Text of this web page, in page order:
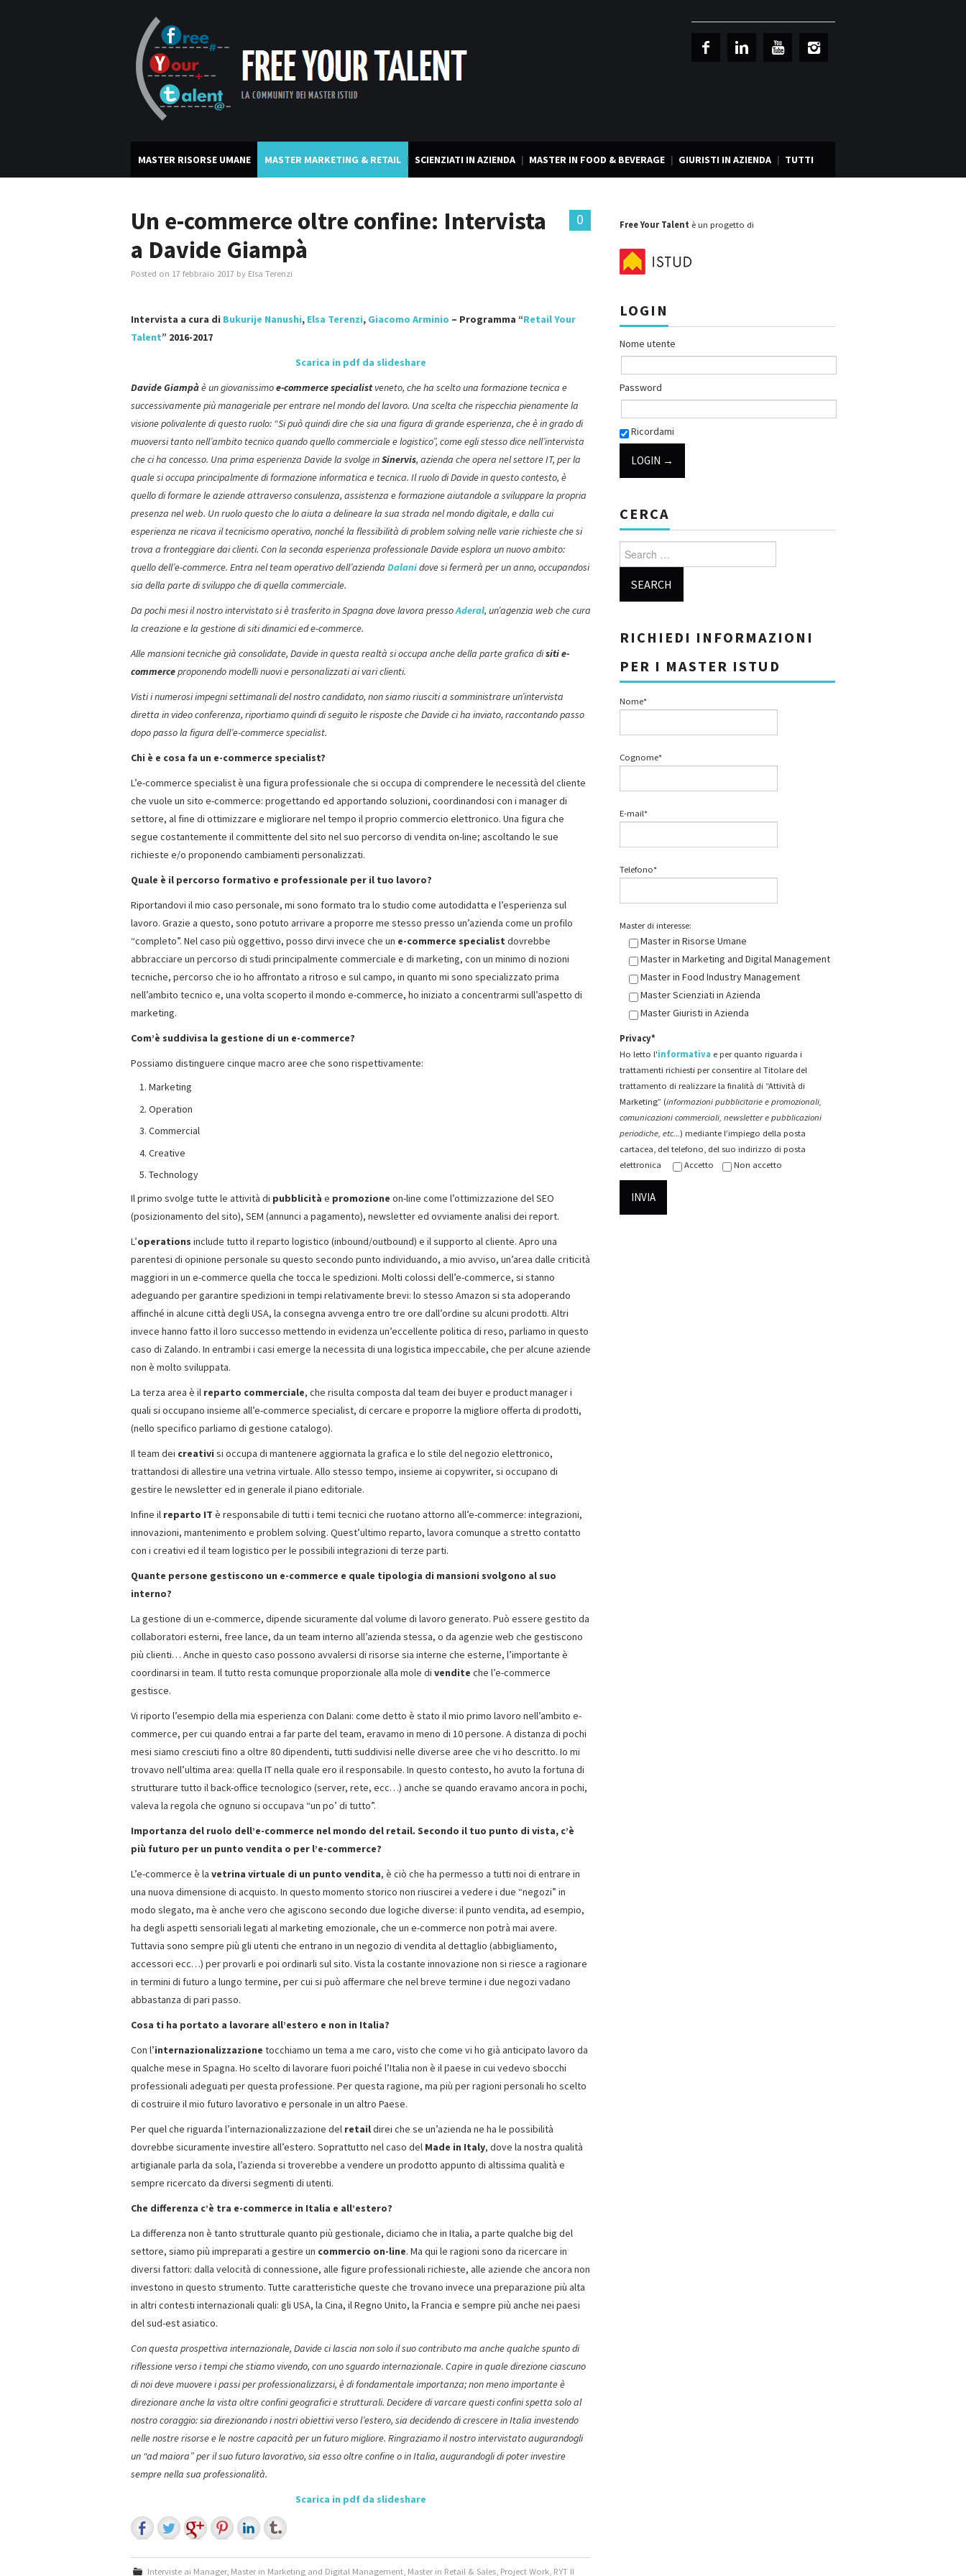
MASTER RISORSE UMANE MASTER MARKETING & RETAIL SCIENZIATI IN AZIENDA MASTER IN FOOD & BEVERAGE GIURISTI IN AZIENDA TUTTI
0
Un e-commerce oltre confine: Intervista
a Davide Giampà
Posted on 17 febbraio 2017 by Elsa Terenzi
Intervista a cura di Bukurije Nanushi, Elsa Terenzi, Giacomo Arminio – Programma “Retail Your
Talent” 2016-2017
Scarica in pdf da slideshare
Davide Giampàè un giovanissimoe-commerce specialistveneto, che ha scelto una formazione tecnica e
successivamente più manageriale per entrare nel mondo del lavoro. Una scelta che rispecchia pienamente la
visione polivalente di questo ruolo: “Si può quindi dire che sia una figura di grande esperienza, che è in grado di
muoversi tanto nell’ambito tecnico quando quello commerciale e logistico”, come egli stesso dice nell’intervista
che ci ha concesso. Una prima esperienza Davide la svolge inSinervis, azienda che opera nel settore IT, per la
quale si occupa principalmente di formazione informatica e tecnica. Il ruolo di Davide in questo contesto, è
quello di formare le aziende attraverso consulenza, assistenza e formazione aiutandole a sviluppare la propria
presenza nel web. Un ruolo questo che lo aiuta a delineare la sua strada nel mondo digitale, e dalla cui
esperienza ne ricava il tecnicismo operativo, nonché la flessibilità di problem solving nelle varie richieste che si
trova a fronteggiare dai clienti. Con la seconda esperienza professionale Davide esplora un nuovo ambito:
quello dell’e-commerce. Entra nel team operativo dell’azienda Dalanidove si fermerà per un anno, occupandosi
sia della parte di sviluppo che di quella commerciale.
Da pochi mesi il nostro intervistato si è trasferito in Spagna dove lavora pressoAderal, un’agenzia web che cura
la creazione e la gestione di siti dinamici ed e-commerce.
Alle mansioni tecniche già consolidate, Davide in questa realtà si occupa anche della parte grafica disiti e-
commerceproponendo modelli nuovi e personalizzati ai vari clienti.
Visti i numerosi impegni settimanali del nostro candidato, non siamo riusciti a somministrare un’intervista
diretta in video conferenza, riportiamo quindi di seguito le risposte che Davide ci ha inviato, raccontando passo
dopo passo la figura dell’e-commerce specialist.
Chi è e cosa fa un e-commerce specialist?
L’e-commerce specialist è una figura professionale che si occupa di comprendere le necessità del cliente
che vuole un sito e-commerce: progettando ed apportando soluzioni, coordinandosi con i manager di
settore, al fine di ottimizzare e migliorare nel tempo il proprio commercio elettronico. Una figura che
segue costantemente il committente del sito nel suo percorso di vendita on-line; ascoltando le sue
richieste e/o proponendo cambiamenti personalizzati.
Quale è il percorso formativo e professionale per il tuo lavoro?
Riportandovi il mio caso personale, mi sono formato tra lo studio come autodidatta e l’esperienza sul
lavoro. Grazie a questo, sono potuto arrivare a proporre me stesso presso un’azienda come un profilo
“completo”. Nel caso più oggettivo, posso dirvi invece che un e-commerce specialist dovrebbe
abbracciare un percorso di studi principalmente commerciale e di marketing, con un minimo di nozioni
tecniche, percorso che io ho affrontato a ritroso e sul campo, in quanto mi sono specializzato prima
nell’ambito tecnico e, una volta scoperto il mondo e-commerce, ho iniziato a concentrarmi sull’aspetto di
marketing.
Com’è suddivisa la gestione di un e-commerce?
Possiamo distinguere cinque macro aree che sono rispettivamente:
Marketing
Operation
Commercial
Creative
Technology
Il primo svolge tutte le attività di pubblicità e promozione on-line come l’ottimizzazione del SEO
(posizionamento del sito), SEM (annunci a pagamento), newsletter ed ovviamente analisi dei report.
L’operations include tutto il reparto logistico (inbound/outbound) e il supporto al cliente. Apro una
parentesi di opinione personale su questo secondo punto individuando, a mio avviso, un’area dalle criticità
maggiori in un e-commerce quella che tocca le spedizioni. Molti colossi dell’e-commerce, si stanno
adeguando per garantire spedizioni in tempi relativamente brevi: lo stesso Amazon si sta adoperando
affinché in alcune città degli USA, la consegna avvenga entro tre ore dall’ordine su alcuni prodotti. Altri
invece hanno fatto il loro successo mettendo in evidenza un’eccellente politica di reso, parliamo in questo
caso di Zalando. In entrambi i casi emerge la necessita di una logistica impeccabile, che per alcune aziende
non è molto sviluppata.
La terza area è il reparto commerciale, che risulta composta dal team dei buyer e product manager i
quali si occupano insieme all’e-commerce specialist, di cercare e proporre la migliore offerta di prodotti,
(nello specifico parliamo di gestione catalogo).
Il team dei creativi si occupa di mantenere aggiornata la grafica e lo stile del negozio elettronico,
trattandosi di allestire una vetrina virtuale. Allo stesso tempo, insieme ai copywriter, si occupano di
gestire le newsletter ed in generale il piano editoriale.
Infine il reparto IT è responsabile di tutti i temi tecnici che ruotano attorno all’e-commerce: integrazioni,
innovazioni, mantenimento e problem solving. Quest’ultimo reparto, lavora comunque a stretto contatto
con i creativi ed il team logistico per le possibili integrazioni di terze parti.
Quante persone gestiscono un e-commerce e quale tipologia di mansioni svolgono al suo
interno?
La gestione di un e-commerce, dipende sicuramente dal volume di lavoro generato. Può essere gestito da
collaboratori esterni, free lance, da un team interno all’azienda stessa, o da agenzie web che gestiscono
più clienti… Anche in questo caso possono avvalersi di risorse sia interne che esterne, l’importante è
coordinarsi in team. Il tutto resta comunque proporzionale alla mole di vendite che l’e-commerce
gestisce.
Vi riporto l’esempio della mia esperienza con Dalani: come detto è stato il mio primo lavoro nell’ambito e-
commerce, per cui quando entrai a far parte del team, eravamo in meno di 10 persone. A distanza di pochi
mesi siamo cresciuti fino a oltre 80 dipendenti, tutti suddivisi nelle diverse aree che vi ho descritto. Io mi
trovavo nell’ultima area: quella IT nella quale ero il responsabile. In questo contesto, ho avuto la fortuna di
strutturare tutto il back-office tecnologico (server, rete, ecc…) anche se quando eravamo ancora in pochi,
valeva la regola che ognuno si occupava “un po’ di tutto”.
Importanza del ruolo dell’e-commerce nel mondo del retail. Secondo il tuo punto di vista, c’è
più futuro per un punto vendita o per l’e-commerce?
L’e-commerce è la vetrina virtuale di un punto vendita, è ciò che ha permesso a tutti noi di entrare in
una nuova dimensione di acquisto. In questo momento storico non riuscirei a vedere i due “negozi” in
modo slegato, ma è anche vero che agiscono secondo due logiche diverse: il punto vendita, ad esempio,
ha degli aspetti sensoriali legati al marketing emozionale, che un e-commerce non potrà mai avere.
Tuttavia sono sempre più gli utenti che entrano in un negozio di vendita al dettaglio (abbigliamento,
accessori ecc…) per provarli e poi ordinarli sul sito. Vista la costante innovazione non si riesce a ragionare
in termini di futuro a lungo termine, per cui si può affermare che nel breve termine i due negozi vadano
abbastanza di pari passo.
Cosa ti ha portato a lavorare all’estero e non in Italia?
Con l’internazionalizzazione tocchiamo un tema a me caro, visto che come vi ho già anticipato lavoro da
qualche mese in Spagna. Ho scelto di lavorare fuori poiché l’Italia non è il paese in cui vedevo sbocchi
professionali adeguati per questa professione. Per questa ragione, ma più per ragioni personali ho scelto
di costruire il mio futuro lavorativo e personale in un altro Paese.
Per quel che riguarda l’internazionalizzazione del retaildirei che se un’azienda ne ha le possibilità
dovrebbe sicuramente investire all’estero. Soprattutto nel caso del Made in Italy, dove la nostra qualità
artigianale parla da sola, l’azienda si troverebbe a vendere un prodotto appunto di altissima qualità e
sempre ricercato da diversi segmenti di utenti.
Che differenza c’è tra e-commerce in Italia e all’estero?
La differenza non è tanto strutturale quanto più gestionale, diciamo che in Italia, a parte qualche big del
settore, siamo più impreparati a gestire un commercio on-line. Ma qui le ragioni sono da ricercare in
diversi fattori: dalla velocità di connessione, alle figure professionali richieste, alle aziende che ancora non
investono in questo strumento. Tutte caratteristiche queste che trovano invece una preparazione più alta
in altri contesti internazionali quali: gli USA, la Cina, il Regno Unito, la Francia e sempre più anche nei paesi
del sud-est asiatico.
Con questa prospettiva internazionale, Davide ci lascia non solo il suo contributo ma anche qualche spunto di
riflessione verso i tempi che stiamo vivendo, con uno sguardo internazionale. Capire in quale direzione ciascuno
di noi deve muovere i passi per professionalizzarsi, è di fondamentale importanza; non meno importante è
direzionare anche la vista oltre confini geografici e strutturali. Decidere di varcare questi confini spetta solo al
nostro coraggio: sia direzionando i nostri obiettivi verso l’estero, sia decidendo di crescere in Italia investendo
nelle nostre risorse e le nostre capacità per un futuro migliore. Ringraziamo il nostro intervistato augurandogli
un “ad maiora” per il suo futuro lavorativo, sia esso oltre confine o in Italia, augurandogli di poter investire
sempre nella sua professionalità.
Scarica in pdf da slideshare
Interviste ai Manager, Master in Marketing and Digital Management Master in Retail & Sales Project Work RYT II
Free Your Talent è un progetto di
LOGIN
Nome utente
Password
Ricordami
CERCA
Search for:
RICHIEDI INFORMAZIONI
PER I MASTER ISTUD
Nome*
Cognome*
E-mail*
Telefono*
Master di interesse:
Master in Risorse Umane
Master in Marketing and Digital Management
Master in Food Industry Management
Master Scienziati in Azienda
Master Giuristi in Azienda
Privacy*
Ho letto l'informativa e per quanto riguarda i
trattamenti richiesti per consentire al Titolare del
trattamento di realizzare la finalità di “Attività di
Marketing” (informazioni pubblicitarie e promozionali,
comunicazioni commerciali, newsletter e pubblicazioni
periodiche, etc...) mediante l’impiego della posta
cartacea, del telefono, del suo indirizzo di posta
elettronica
Accetto Non accetto